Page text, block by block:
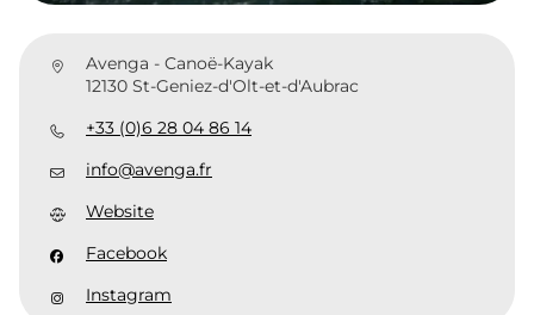
Avenga - Canoë-Kayak
12130 St-Geniez-d'Olt-et-d'Aubrac
+33 (0)6 28 04 86 14
info@avenga.fr
Website
Facebook
Instagram